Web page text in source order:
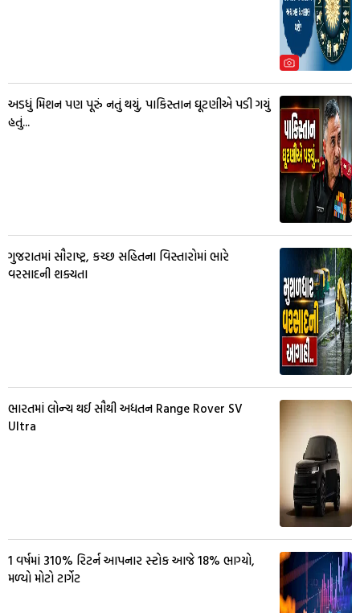
અડધું મિશન પણ પૂરું નતું થયું, પાકિસ્તાન ઘૂટણીએ પડી ગયું
હતું...
ગુજરાતમાં સૌરાષ્ટ્ર, કચ્છ સહિતના વિસ્તારોમાં ભારે
વરસાદની શક્યતા
ભારતમાં લોન્ચ થઈ સૌથી અદ્યતન Range Rover SV
Ultra
1 વર્ષમાં 310% રિટર્ન આપનાર સ્ટોક આજે 18% ભાગ્યો,
મળ્યો મોટો ટાર્ગેટ